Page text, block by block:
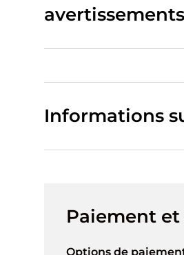
avertissements
Informations
Paiement
Options de